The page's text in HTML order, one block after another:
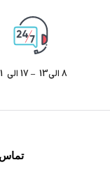
8 الی13 – 17 الی 21
تماس